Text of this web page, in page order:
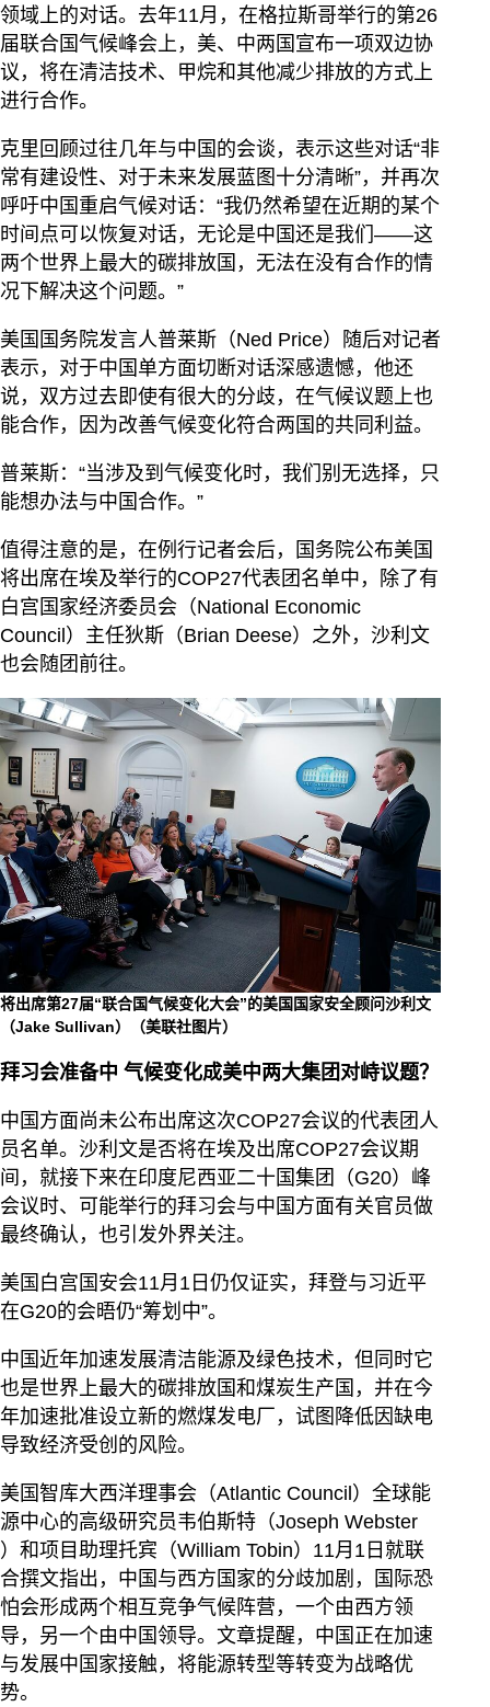
领域上的对话。去年11月，在格拉斯哥举行的第26
届联合国气候峰会上，美、中两国宣布一项双边协
议，将在清洁技术、甲烷和其他减少排放的方式上
进行合作。
克里回顾过往几年与中国的会谈，表示这些对话“非
常有建设性、对于未来发展蓝图十分清晰”，并再次
呼吁中国重启气候对话：“我仍然希望在近期的某个
时间点可以恢复对话，无论是中国还是我们——这
两个世界上最大的碳排放国，无法在没有合作的情
况下解决这个问题。”
美国国务院发言人普莱斯（Ned Price）随后对记者
表示，对于中国单方面切断对话深感遗憾，他还
说，双方过去即使有很大的分歧，在气候议题上也
能合作，因为改善气候变化符合两国的共同利益。
普莱斯：“当涉及到气候变化时，我们别无选择，只
能想办法与中国合作。”
值得注意的是，在例行记者会后，国务院公布美国
将出席在埃及举行的COP27代表团名单中，除了有
白宫国家经济委员会（National Economic
Council）主任狄斯（Brian Deese）之外，沙利文
也会随团前往。
将出席第27届“联合国气候变化大会”的美国国家安全顾问沙利文
（Jake Sullivan）（美联社图片）
拜习会准备中 气候变化成美中两大集团对峙议题？
中国方面尚未公布出席这次COP27会议的代表团人
员名单。沙利文是否将在埃及出席COP27会议期
间，就接下来在印度尼西亚二十国集团（G20）峰
会议时、可能举行的拜习会与中国方面有关官员做
最终确认，也引发外界关注。
美国白宫国安会11月1日仍仅证实，拜登与习近平
在G20的会晤仍“筹划中”。
中国近年加速发展清洁能源及绿色技术，但同时它
也是世界上最大的碳排放国和煤炭生产国，并在今
年加速批准设立新的燃煤发电厂，试图降低因缺电
导致经济受创的风险。
美国智库大西洋理事会（Atlantic Council）全球能
源中心的高级研究员韦伯斯特（Joseph Webster
）和项目助理托宾（William Tobin）11月1日就联
合撰文指出，中国与西方国家的分歧加剧，国际恐
怕会形成两个相互竞争气候阵营，一个由西方领
导，另一个由中国领导。文章提醒，中国正在加速
与发展中国家接触，将能源转型等转变为战略优
势。